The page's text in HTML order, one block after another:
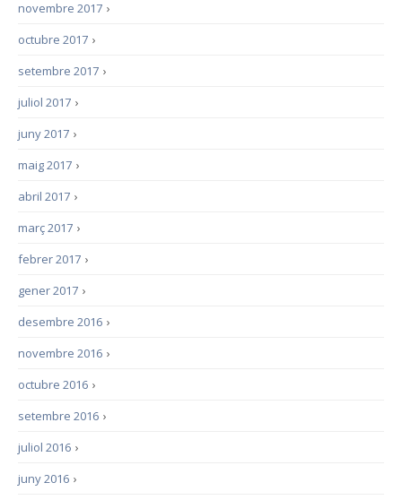
›
novembre 2017
›
octubre 2017
›
setembre 2017
›
juliol 2017
›
juny 2017
›
maig 2017
›
abril 2017
›
març 2017
›
febrer 2017
›
gener 2017
›
desembre 2016
›
novembre 2016
›
octubre 2016
›
setembre 2016
›
juliol 2016
›
juny 2016